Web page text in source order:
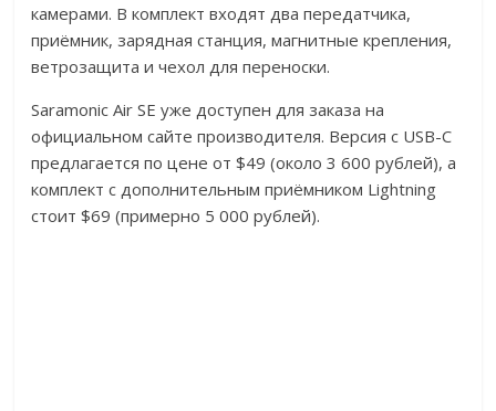
камерами. В комплект входят два передатчика,
приёмник, зарядная станция, магнитные крепления,
ветрозащита и чехол для переноски.
Saramonic Air SE уже доступен для заказа на
официальном сайте производителя. Версия с USB-C
предлагается по цене от $49 (около 3 600 рублей), а
комплект с дополнительным приёмником Lightning
стоит $69 (примерно 5 000 рублей).